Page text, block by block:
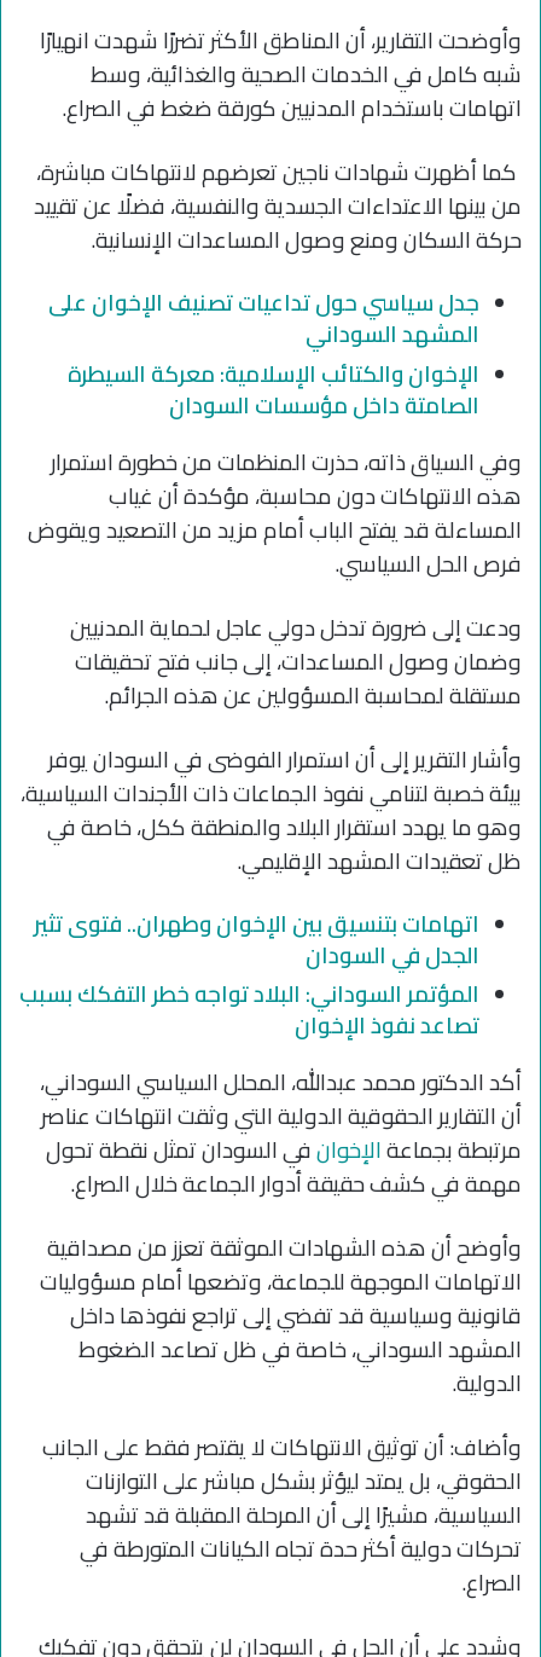
وأوضحت التقارير، أن المناطق الأكثر تضررًا شهدت انهيارًا
شبه كامل في الخدمات الصحية والغذائية، وسط
اتهامات باستخدام المدنيين كورقة ضغط في الصراع.
كما أظهرت شهادات ناجين تعرضهم لانتهاكات مباشرة،
من بينها الاعتداءات الجسدية والنفسية، فضلًا عن تقييد
حركة السكان ومنع وصول المساعدات الإنسانية.
جدل سياسي حول تداعيات تصنيف الإخوان على
المشهد السوداني
الإخوان والكتائب الإسلامية: معركة السيطرة
الصامتة داخل مؤسسات السودان
وفي السياق ذاته، حذرت المنظمات من خطورة استمرار
هذه الانتهاكات دون محاسبة، مؤكدة أن غياب
المساءلة قد يفتح الباب أمام مزيد من التصعيد ويقوض
فرص الحل السياسي.
ودعت إلى ضرورة تدخل دولي عاجل لحماية المدنيين
وضمان وصول المساعدات، إلى جانب فتح تحقيقات
مستقلة لمحاسبة المسؤولين عن هذه الجرائم.
وأشار التقرير إلى أن استمرار الفوضى في السودان يوفر
بيئة خصبة لتنامي نفوذ الجماعات ذات الأجندات السياسية،
وهو ما يهدد استقرار البلاد والمنطقة ككل، خاصة في
ظل تعقيدات المشهد الإقليمي.
اتهامات بتنسيق بين الإخوان وطهران.. فتوى تثير
الجدل في السودان
المؤتمر السوداني: البلاد تواجه خطر التفكك بسبب
تصاعد نفوذ الإخوان
أكد الدكتور محمد عبدالله، المحلل السياسي السوداني،
أن التقارير الحقوقية الدولية التي وثقت انتهاكات عناصر
مرتبطة بجماعةالإخوانفي السودان تمثل نقطة تحول
مهمة في كشف حقيقة أدوار الجماعة خلال الصراع.
وأوضح أن هذه الشهادات الموثقة تعزز من مصداقية
الاتهامات الموجهة للجماعة، وتضعها أمام مسؤوليات
قانونية وسياسية قد تفضي إلى تراجع نفوذها داخل
المشهد السوداني، خاصة في ظل تصاعد الضغوط
الدولية.
وأضاف: أن توثيق الانتهاكات لا يقتصر فقط على الجانب
الحقوقي، بل يمتد ليؤثر بشكل مباشر على التوازنات
السياسية، مشيرًا إلى أن المرحلة المقبلة قد تشهد
تحركات دولية أكثر حدة تجاه الكيانات المتورطة في
الصراع.
وشدد على أن الحل في السودان لن يتحقق دون تفكيك